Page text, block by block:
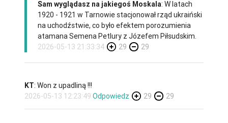
Sam wyglądasz na jakiegoś Moskala: W latach
1920 - 1921 w Tarnowie stacjonował rząd ukraiński
na uchodźstwie, co było efektem porozumienia
atamana Semena Petlury z Józefem Piłsudskim.
2026-05-13 21:33:34
29 29
KT: Won z upadliną !!!
2026-05-13 12:23:49 Odpowiedz 29 29